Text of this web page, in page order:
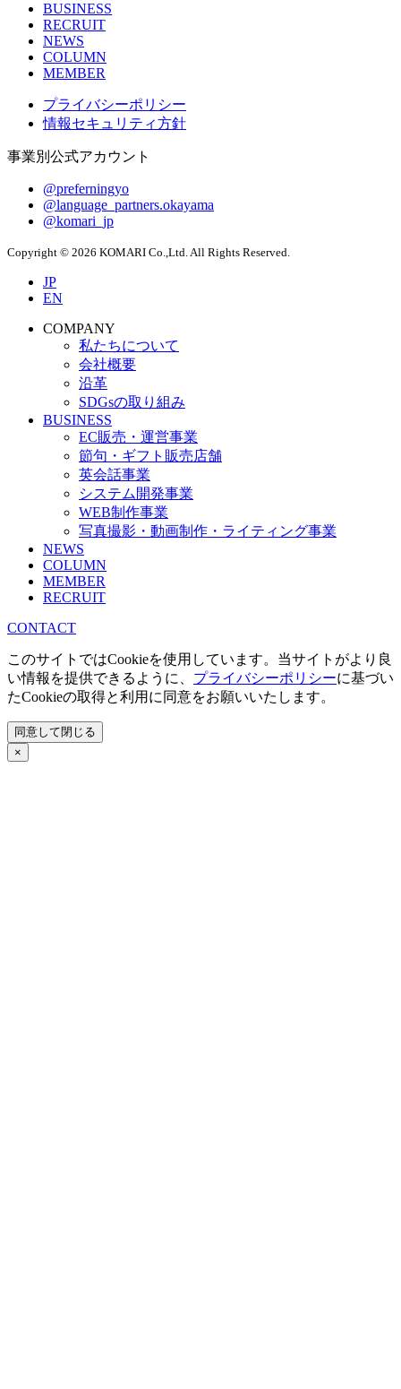
BUSINESS
RECRUIT
NEWS
COLUMN
MEMBER
プライバシーポリシー
情報セキュリティ方針
事業別公式アカウント
@preferningyo
@language_partners.okayama
@komari_jp
Copyright © 2026 KOMARI Co.,Ltd. All Rights Reserved.
JP
EN
COMPANY
私たちについて
会社概要
沿革
SDGsの取り組み
BUSINESS
EC販売・運営事業
節句・ギフト販売店舗
英会話事業
システム開発事業
WEB制作事業
写真撮影・動画制作・ライティング事業
NEWS
COLUMN
MEMBER
RECRUIT
CONTACT
このサイトではCookieを使用しています。当サイトがより良
い情報を提供できるように、 プライバシーポリシーに基づい
たCookieの取得と利用に同意をお願いいたします。
同意して閉じる
×